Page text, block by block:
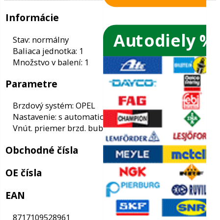
skiel
oleja
Informácie
Stav: normálny
Baliaca jednotka: 1
Autodiely %